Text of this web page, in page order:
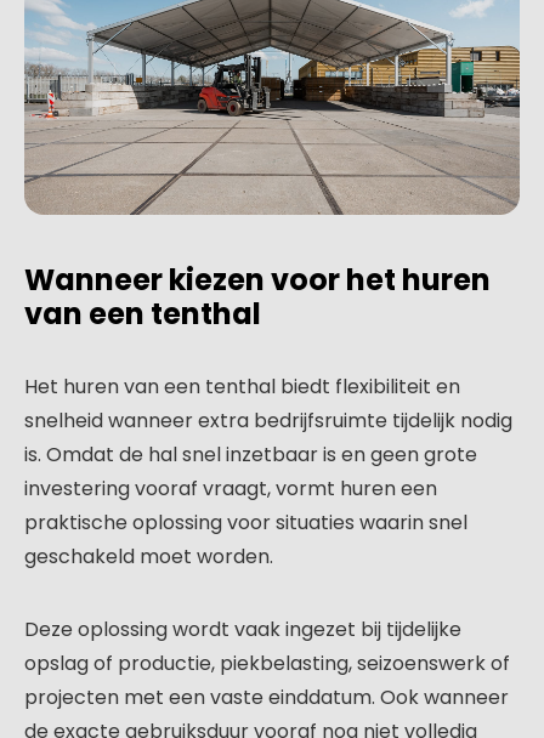
Wanneer kiezen voor het huren
van een tenthal
Het huren van een tenthal biedt flexibiliteit en
snelheid wanneer extra bedrijfsruimte tijdelijk nodig
is. Omdat de hal snel inzetbaar is en geen grote
investering vooraf vraagt, vormt huren een
praktische oplossing voor situaties waarin snel
geschakeld moet worden.
Deze oplossing wordt vaak ingezet bij tijdelijke
opslag of productie, piekbelasting, seizoenswerk of
projecten met een vaste einddatum. Ook wanneer
de exacte gebruiksduur vooraf nog niet volledig